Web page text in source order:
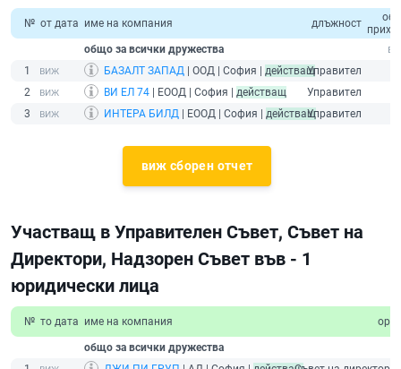
№ от дата име на компания длъжност
общо за всички дружества
1
БАЗАЛТ ЗАПАД | ООД | София | действащУправител
2
ВИ ЕЛ 74 | ЕООД | София | действащ
Управител
3
ИНТЕРА БИЛД | ЕООД | София | действащУправител
виж сборен отчет
Участващ в Управителен Съвет, Съвет на
Директори, Надзорен Съвет във - 1
юридически лица
№ то дата име на компания
общо за всички дружества